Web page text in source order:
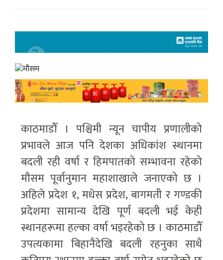
काठमाडौँ । पश्चिमी न्यून चापीय प्रणालीको
प्रभावले आज पनि देशका अधिकांश स्थानमा
बदली रही वर्षा र हिमपातको सम्भावना रहेको
मौसम पूर्वानुमान महाशाखाले जनाएको छ ।
अहिले प्रदेश १, मधेस प्रदेश, बागमती र गण्डकी
प्रदेशमा सामान्य देखि पूर्ण बदली भई केही
स्थानहरूमा हल्का वर्षा भइरहेको छ । काठमाडौँ
उपत्यकामा बिहानैदेखि बदली रहनुका साथै